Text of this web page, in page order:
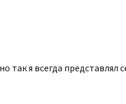
так я всегда